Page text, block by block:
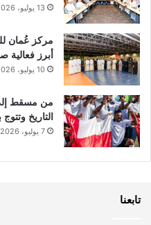
13 يوليو، 2026 11:55 ص
مركز عُمان
أبرز فعالية
10 يوليو، 2026 11:45 ص
من مسقط
التاريخ وتتوج
7 يوليو، 2026 6:48 م
تابعنا